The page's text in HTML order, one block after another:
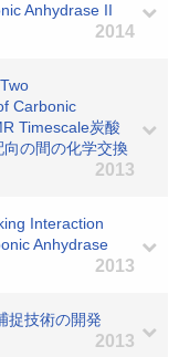
Anhydrase II
2014
Carbonic
Timescale炭酸
の間の化学交換
2013
Interaction
Anhydrase
2013
捉技術の開発
2013